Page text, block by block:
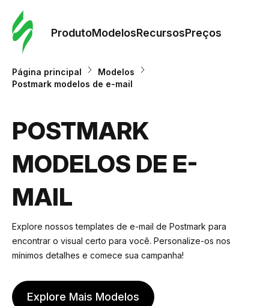
ProdutoModelosRecursosPreços
Página principal
Modelos
Postmark modelos de e-mail
POSTMARK
MODELOS DE E-
MAIL
Explore nossos templates de e-mail de Postmark para
encontrar o visual certo para você. Personalize-os nos
mínimos detalhes e comece sua campanha!
Explore Mais Modelos